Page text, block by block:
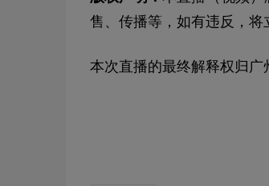
售、传播等，如有违反，将
本次直播的最终解释权归广